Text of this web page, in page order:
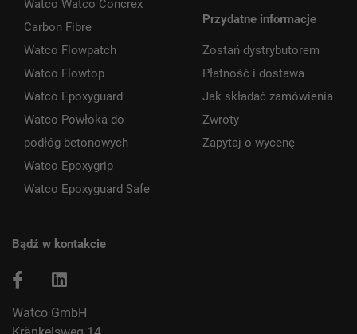
Watco Watco Concrex
Carbon Fibre
Watco Flowpatch
Watco Flowtop
Watco Epoxyguard
Watco Powłoka do
podłóg betonowych
Watco Epoxygrip
Watco Epoxyguard Safe
Przydatne informacje
Zostań dystrybutorem
Płatność i dostawa
Jak składać zamówienia
Zwroty
Zapytaj o wycenę
Bądź w kontakcie
Watco GmbH